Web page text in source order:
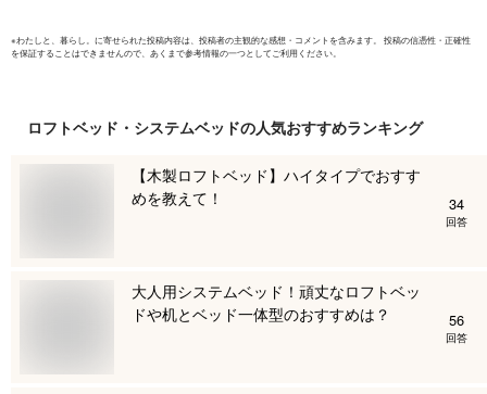
※わたしと、暮らし。 に寄せられた投稿内容は、投稿者の主観的な感想・コメントを含みます。 投稿の信憑性・正確性
を保証することはできませんので、あくまで参考情報の一つとしてご利用ください。
ロフトベッド・システムベッドの人気おすすめランキング
【木製ロフトベッド】ハイタイプでおすす
めを教えて！
34
回答
大人用システムベッド！頑丈なロフトベッ
ドや机とベッド一体型のおすすめは？
56
回答